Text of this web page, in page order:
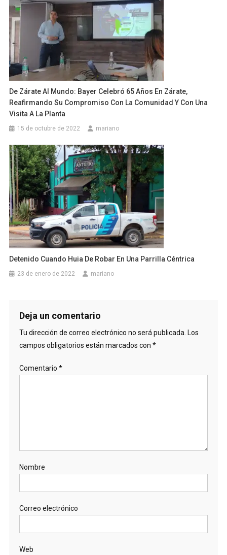
De Zárate Al Mundo: Bayer Celebró 65 Años En Zárate,
Reafirmando Su Compromiso Con La Comunidad Y Con Una
Visita A La Planta
15 de octubre de 2022 mariano
Detenido Cuando Huia De Robar En Una Parrilla Céntrica
23 de enero de 2022 mariano
Deja un comentario
Tu dirección de correo electrónico no será publicada. Los
campos obligatorios están marcados con *
Comentario *
Nombre
Correo electrónico
Web